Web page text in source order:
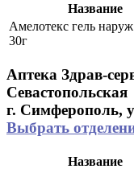
Название
Амелотекс гель
30г
Аптека Здрав-
Севастопольская
г. Симферополь,
Выбрать
Название